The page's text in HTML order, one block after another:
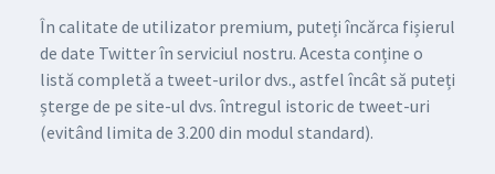
În calitate de utilizator premium, puteți încărca fișierul
de date Twitter în serviciul nostru. Acesta conține o
listă completă a tweet-urilor dvs., astfel încât să puteți
șterge de pe site-ul dvs. întregul istoric de tweet-uri
(evitând limita de 3.200 din modul standard).